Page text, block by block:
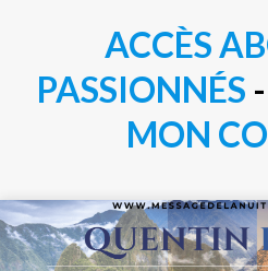
ACCÈS
PASSIONNÉS -
MON